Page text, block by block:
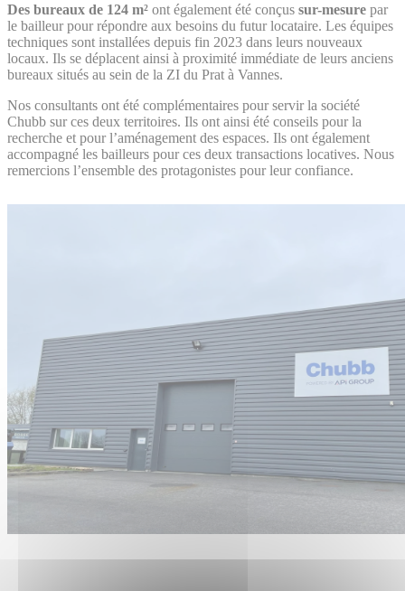
Des bureaux de 124 m² ont également été conçus sur-mesure par
le bailleur pour répondre aux besoins du futur locataire. Les équipes
techniques sont installées depuis fin 2023 dans leurs nouveaux
locaux. Ils se déplacent ainsi à proximité immédiate de leurs anciens
bureaux situés au sein de la ZI du Prat à Vannes.
Nos consultants ont été complémentaires pour servir la société
Chubb sur ces deux territoires. Ils ont ainsi été conseils pour la
recherche et pour l’aménagement des espaces. Ils ont également
accompagné les bailleurs pour ces deux transactions locatives. Nous
remercions l’ensemble des protagonistes pour leur confiance.